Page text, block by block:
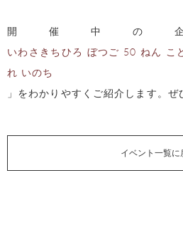
開催中の
いわさきちひろ ぼつご 50 ねん
れ いのち
」をわかりやすくご紹介します。 ぜ
イベント一覧に